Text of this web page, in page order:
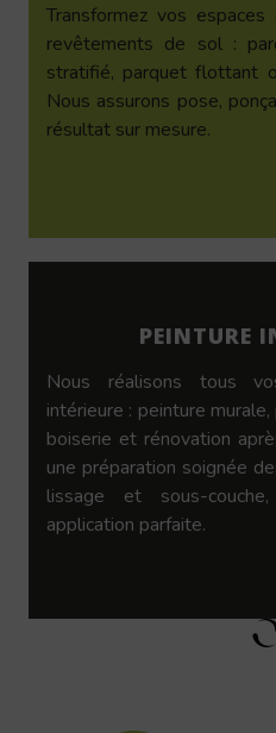
Transformez vos
revêtements de sol :
stratifié, parquet flottant
Nous assurons pose,
résultat sur mesure.
PEINTURE
Nous réalisons tous
intérieure : peinture
boiserie et rénovation
une préparation soignée
lissage et sous-
application parfaite.